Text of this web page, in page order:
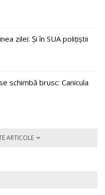
zilei: Și în SUA polițiștii
schimbă brusc: Canicula
ARTICOLE